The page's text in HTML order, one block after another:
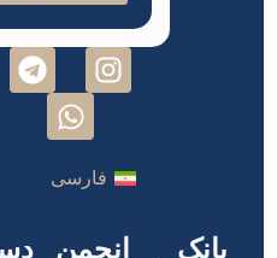
فارسی
بانک
انجمن